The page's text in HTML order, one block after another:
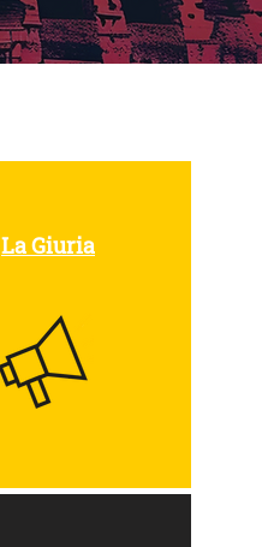
La Giuria